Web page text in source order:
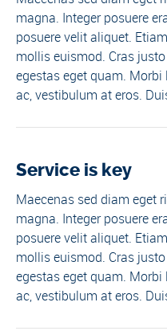
magna. Integer posuere
posuere velit aliquet.
mollis euismod. Cras
egestas eget quam.
ac, vestibulum at eros.
Service is key
Maecenas sed diam eget
magna. Integer posuere
posuere velit aliquet.
mollis euismod. Cras
egestas eget quam.
ac, vestibulum at eros.